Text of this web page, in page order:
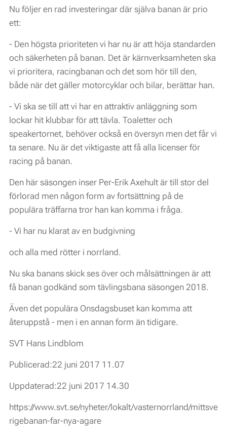
Nu följer en rad investeringar där själva banan är prio
ett:
- Den högsta prioriteten vi har nu är att höja standarden
och säkerheten på banan. Det är kärnverksamheten ska
vi prioritera, racingbanan och det som hör till den,
både när det gäller motorcyklar och bilar, berättar han.
- Vi ska se till att vi har en attraktiv anläggning som
lockar hit klubbar för att tävla. Toaletter och
speakertornet, behöver också en översyn men det får vi
ta senare. Nu är det viktigaste att få alla licenser för
racing på banan.
Den här säsongen inser Per-Erik Axehult är till stor del
förlorad men någon form av fortsättning på de
populära träffarna tror han kan komma i fråga.
- Vi har nu klarat av en budgivning
och alla med rötter i norrland.
Nu ska banans skick ses över och målsättningen är att
få banan godkänd som tävlingsbana säsongen 2018.
Även det populära Onsdagsbuset kan komma att
återuppstå - men i en annan form än tidigare.
SVT Hans Lindblom
Publicerad:22 juni 2017 11.07
Uppdaterad:22 juni 2017 14.30
https://www.svt.se/nyheter/lokalt/vasternorrland/mittsve
rigebanan-far-nya-agare